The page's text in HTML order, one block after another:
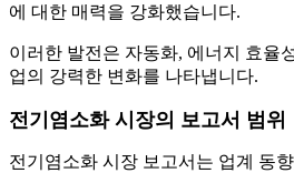
에 대한 매력을 강화했습니다.
이러한 발전은 자동화, 에너지 효율
업의 강력한 변화를 나타냅니다.
전기염소화 시장의 보고서 범위
전기염소화 시장 보고서는 업계 동